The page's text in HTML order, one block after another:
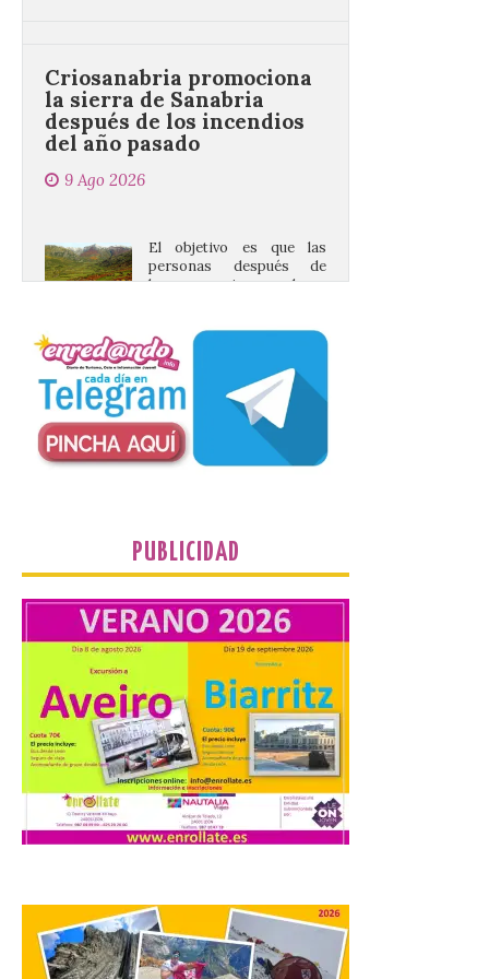
después de los incendios
del año pasado
9 Ago 2026
un comercio local para
que le selle el pasaporte,
graves incendios de 2025. […]
Nace GEO-Arena: un
nuevo deporte creado en
la Universidad de León
9 Ago 2026
El profesorado de la
Facultad de Ciencias de la
Actividad Física y del
Deporte de la ULE diseña
una propuesta que
combina acción rápida, toma de
decisiones y colaboración estratégica sin
que ningún participante quede excluido
del juego. GEO-Arena nace […]
Transportes activa un
durante el eclipse total de
Sol del 12 de agosto
9 Ago 2026
PUBLICIDAD